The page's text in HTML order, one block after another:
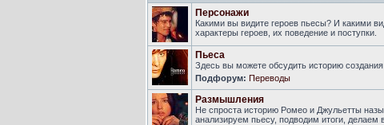
Персонажи
Какими вы видите героев пьесы? И какими
характеры героев, их поведение и поступки.
Пьеса
Здесь вы можете обсудить историю
Подфорум: Переводы
Размышления
Не спроста историю Ромео и Джульетты
анализируем пьесу, подводим итоги,